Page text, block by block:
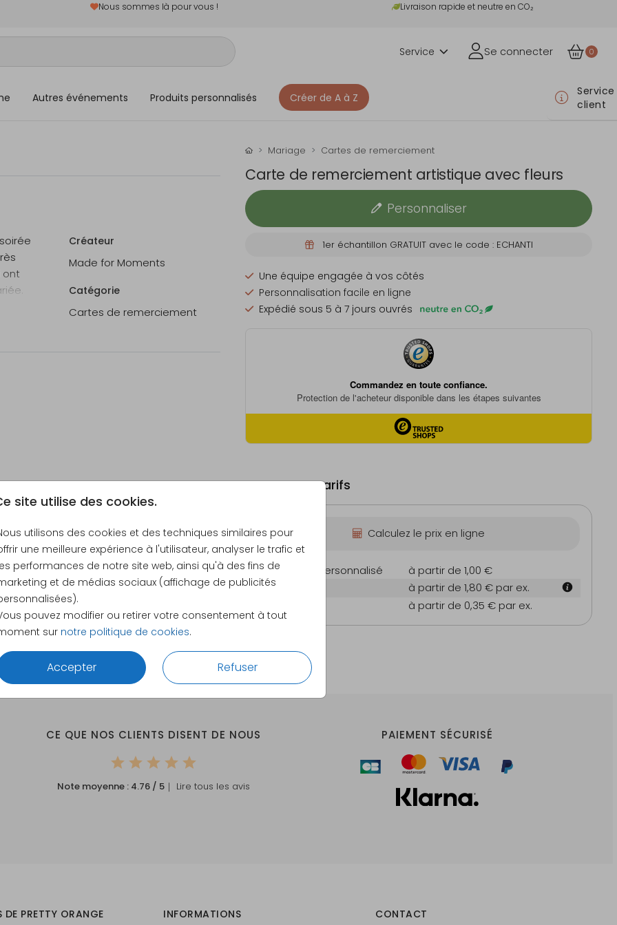
Nous sommes là pour vous ! Livraison rapide et neutre en CO₂
Service Se connecter 0
Autres événements Produits personnalisés Créer de A à Z
Service
client
site utilise des cookies.
utilisons des cookies et des techniques similaires pour
une meilleure expérience à l'utilisateur, analyser le trafic et
performances de notre site web, ainsi qu'à des fins de
et de médias sociaux (affichage de publicités
pouvez modifier ou retirer votre consentement à tout
sur notre politique de cookies.
Accepter Refuser
ont
Créateur
Made for Moments
Catégorie
Cartes de remerciement
Mariage Cartes de remerciement
Carte de remerciement artistique avec fleurs
Personnaliser
1er échantillon GRATUIT avec le code : ECHANTI
Une équipe engagée à vos côtés
Personnalisation facile en ligne
Expédié sous 5 à 7 jours ouvrés
Formats et tarifs
Calculez le prix en ligne
Échantillon personnalisé
à partir de 1,00 €
10 × 21 cm
à partir de 1,80 € par ex.
à partir de 0,35 € par ex.
CE QUE NOS CLIENTS DISENT DE NOUS
Note moyenne : 4.76 / 5 ｜ Lire tous les avis
PAIEMENT SÉCURISÉ
DE PRETTY ORANGE INFORMATIONS CONTACT